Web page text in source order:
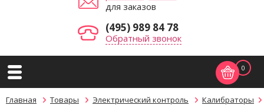
для заказов
(495) 989 84 78
Обратный звонок
0
Главная Товары Электрический контроль
Калибраторы